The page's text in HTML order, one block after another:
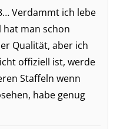
Verdammt ich lebe
hat man schon
Qualität, aber ich
offiziell ist, werde
Staffeln wenn
habe genug